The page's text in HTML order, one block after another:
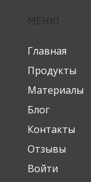
МЕНЮ
Главная
Продукты
Материалы
Блог
Контакты
Отзывы
Войти